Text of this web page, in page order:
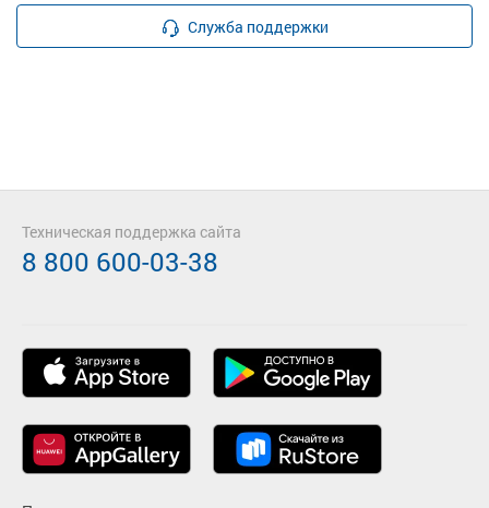
Служба поддержки
Техническая поддержка сайта
8 800 600-03-38